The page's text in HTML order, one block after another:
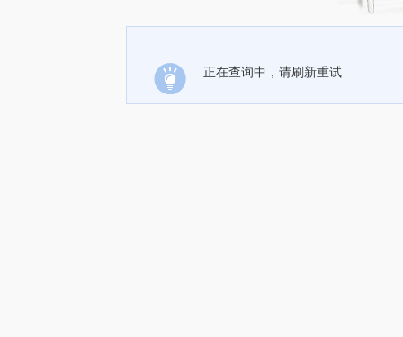
正在查询中，请刷新重试